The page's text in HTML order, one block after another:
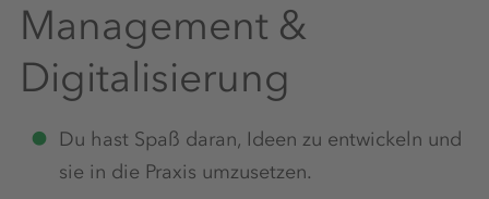
Management &
Digitalisierung
Du hast Spaß daran, Ideen zu entwickeln und
sie in die Praxis umzusetzen.